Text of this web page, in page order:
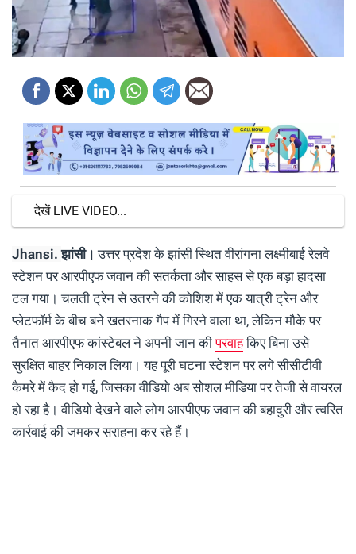
देखें LIVE VIDEO...
Jhansi.झांसी। उत्तर प्रदेश के झांसी स्थित वीरांगना लक्ष्मीबाई रेलवे
स्टेशन पर आरपीएफ जवान की सतर्कता और साहस से एक बड़ा हादसा
टल गया। चलती ट्रेन से उतरने की कोशिश में एक यात्री ट्रेन और
प्लेटफॉर्म के बीच बने खतरनाक गैप में गिरने वाला था, लेकिन मौके पर
तैनात आरपीएफ कांस्टेबल ने अपनी जान कीपरवाहकिए बिना उसे
सुरक्षित बाहर निकाल लिया। यह पूरी घटना स्टेशन पर लगे सीसीटीवी
कैमरे में कैद हो गई, जिसका वीडियो अब सोशल मीडिया पर तेजी से वायरल
हो रहा है। वीडियो देखने वाले लोग आरपीएफ जवान की बहादुरी और त्वरित
कार्रवाई की जमकर सराहना कर रहे हैं।